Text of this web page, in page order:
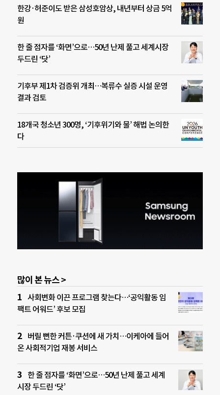
한강·허준이도 받은 삼성호암상, 내년부터 상금 5억
원
한 줄 점자를 ‘화면’으로…50년 난제 풀고 세계시장
두드린 ‘닷’
기후부 제1차 검증위 개최…복류수 실증 시설 운영
결과 검토
18개국 청소년 300명, ‘기후위기와 물’ 해법 논의한
다
많이 본 뉴스 >
사회변화 이끈 프로그램 찾는다…‘공익활동 임
팩트 어워드’ 후보 모집
버릴 뻔한 커튼·쿠션에 새 가치…이케아에 들어
온 사회적기업 재봉 서비스
한 줄 점자를 ‘화면’으로…50년 난제 풀고 세계
시장 두드린 ‘닷’